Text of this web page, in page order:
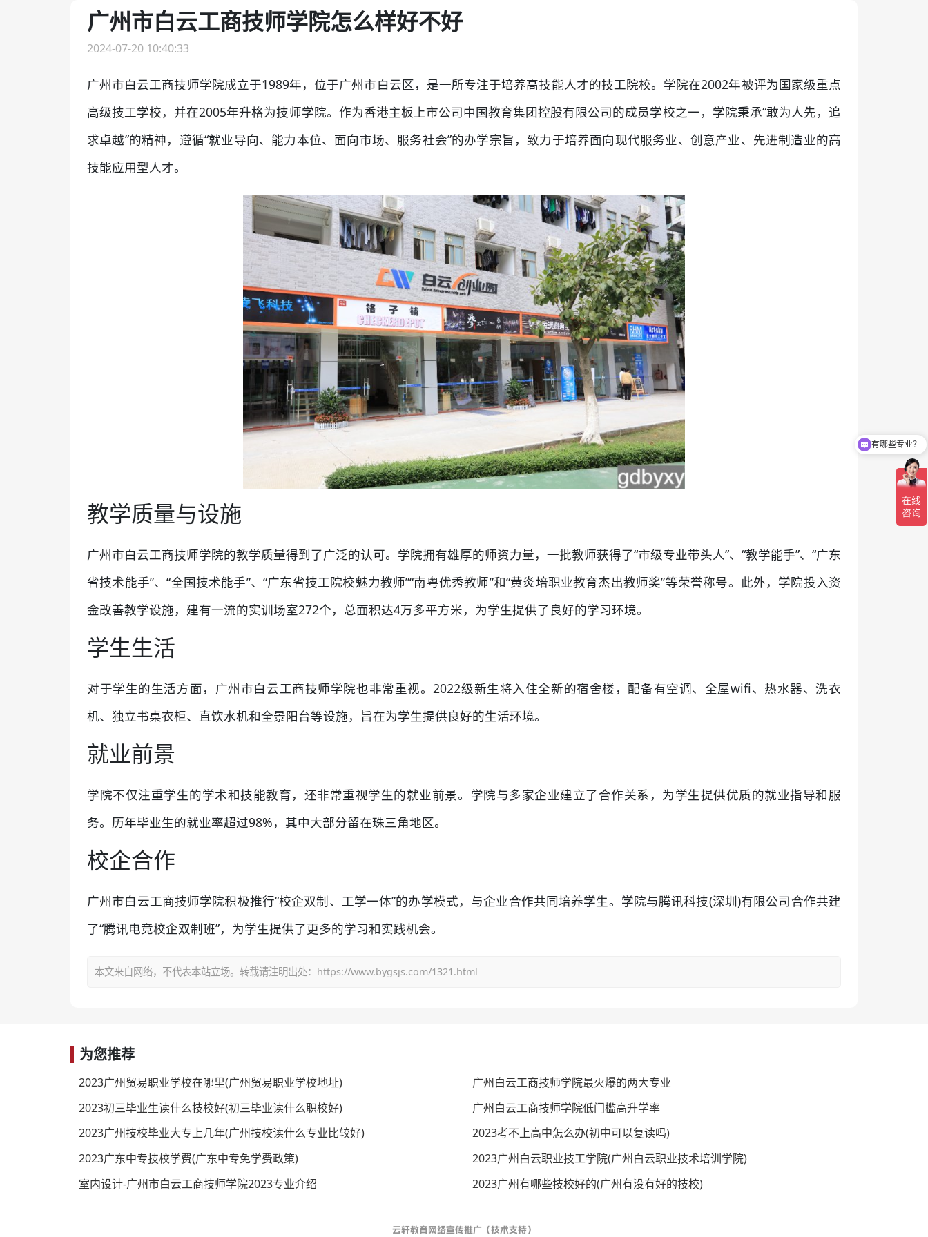
广州市白云工商技师学院怎么样好不好
2024-07-20 10:40:33
广州市白云工商技师学院成立于1989年，位于广州市白云区，是一所专注于培养高技能人才的技工院校。学院在2002年被评为国家级重点
高级技工学校，并在2005年升格为技师学院。作为香港主板上市公司中国教育集团控股有限公司的成员学校之一，学院秉承“敢为人先，追
求卓越”的精神，遵循“就业导向、能力本位、面向市场、服务社会”的办学宗旨，致力于培养面向现代服务业、创意产业、先进制造业的高
技能应用型人才。
教学质量与设施
广州市白云工商技师学院的教学质量得到了广泛的认可。学院拥有雄厚的师资力量，一批教师获得了“市级专业带头人”、“教学能手”、“广东
省技术能手”、“全国技术能手”、“广东省技工院校魅力教师”“南粤优秀教师”和“黄炎培职业教育杰出教师奖”等荣誉称号。此外，学院投入资
金改善教学设施，建有一流的实训场室272个，总面积达4万多平方米，为学生提供了良好的学习环境。
学生生活
对于学生的生活方面，广州市白云工商技师学院也非常重视。2022级新生将入住全新的宿舍楼，配备有空调、全屋wifi、热水器、洗衣
机、独立书桌衣柜、直饮水机和全景阳台等设施，旨在为学生提供良好的生活环境。
就业前景
学院不仅注重学生的学术和技能教育，还非常重视学生的就业前景。学院与多家企业建立了合作关系，为学生提供优质的就业指导和服
务。历年毕业生的就业率超过98%，其中大部分留在珠三角地区。
校企合作
广州市白云工商技师学院积极推行“校企双制、工学一体”的办学模式，与企业合作共同培养学生。学院与腾讯科技(深圳)有限公司合作共建
了“腾讯电竞校企双制班”，为学生提供了更多的学习和实践机会。
本文来自网络，不代表本站立场。转载请注明出处：https://www.bygsjs.com/1321.html
为您推荐
2023广州贸易职业学校在哪里(广州贸易职业学校地址)
广州白云工商技师学院最火爆的两大专业
2023初三毕业生读什么技校好(初三毕业读什么职校好)
广州白云工商技师学院低门槛高升学率
2023广州技校毕业大专上几年(广州技校读什么专业比较好)
2023考不上高中怎么办(初中可以复读吗)
2023广东中专技校学费(广东中专免学费政策)
2023广州白云职业技工学院(广州白云职业技术培训学院)
室内设计-广州市白云工商技师学院2023专业介绍
2023广州有哪些技校好的(广州有没有好的技校)
云轩教育网络宣传推广（技术支持）
有哪些专业？
是怎么收费的呢？